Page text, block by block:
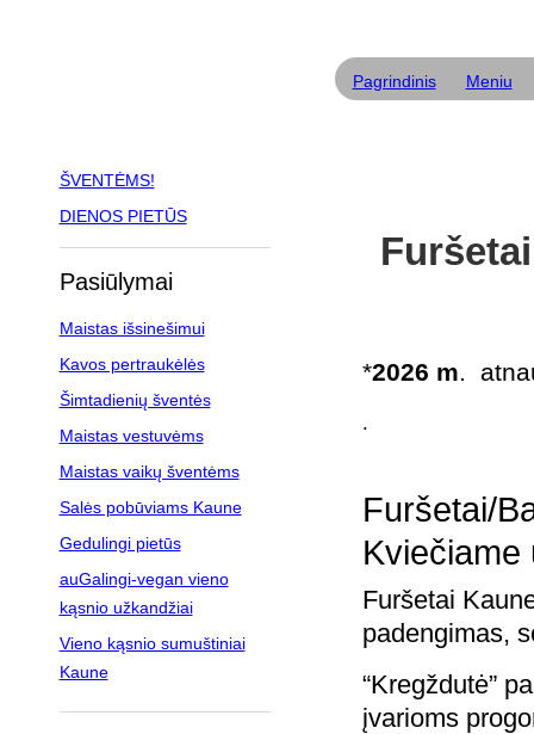
Pagrindinis Meniu
ŠVENTĖMS!
DIENOS PIETŪS
Pasiūlymai
Maistas išsinešimui
Kavos pertraukėlės
Šimtadienių šventės
Maistas vestuvėms
Maistas vaikų šventėms
Salės pobūviams Kaune
Gedulingi pietūs
auGalingi-vegan vieno
kąsnio užkandžiai
Vieno kąsnio sumuštiniai
Kaune
*2026 m.
.
Furšetai/
Furšetai
padengimas,
“Kregždutė”
įvarioms